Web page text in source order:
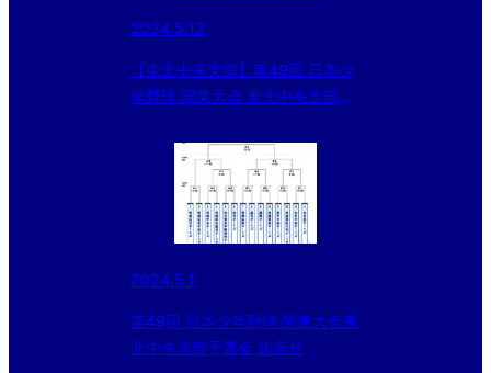
2024.5.12
【東北中央支部】第49回 日本少
年野球 関東大会 東北中央支部予
2024.5.1
第49回 日本少年野球 関東大会東
北中央支部予選会 組合せ